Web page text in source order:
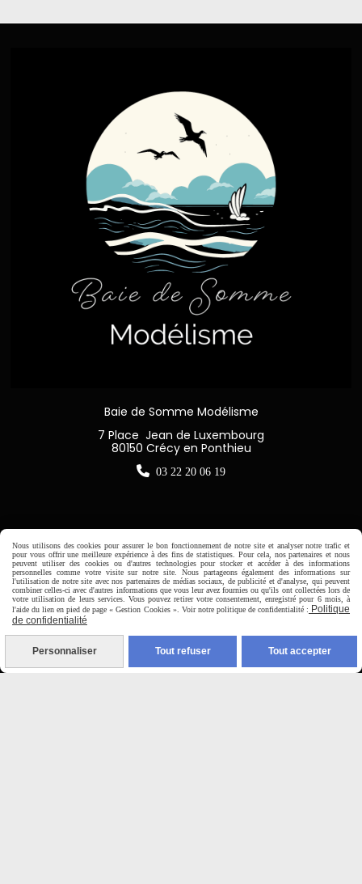
Baie de Somme Modélisme
7 Place Jean de Luxembourg
80150 Crécy en Ponthieu
 03 22 20 06 19
Horaire d'ouverture:
Du Mardi au Samedi de
9H00 - 12H30 / 14H00-18H30

Paiement sécurisé
Nous utilisons des cookies pour assurer le bon fonctionnement de notre site et analyser notre trafic et
pour vous offrir une meilleure expérience à des fins de statistiques. Pour cela, nos partenaires et nous
peuvent utiliser des cookies ou d'autres technologies pour stocker et accéder à des informations
personnelles comme votre visite sur notre site. Nous partageons également des informations sur
l'utilisation de notre site avec nos partenaires de médias sociaux, de publicité et d'analyse, qui peuvent
combiner celles-ci avec d'autres informations que vous leur avez fournies ou qu'ils ont collectées lors de
votre utilisation de leurs services. Vous pouvez retirer votre consentement, enregistré pour 6 mois, à
l'aide du lien en pied de page « Gestion Cookies ». Voir notre politique de confidentialité : Politique
de confidentialité
Personnaliser Tout refuser Tout accepter